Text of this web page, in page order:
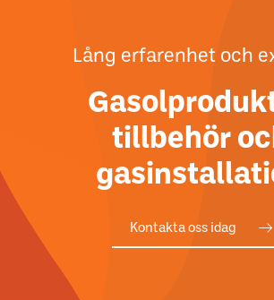
Lång erfarenhet och
tillbehör
Kontakta oss idag